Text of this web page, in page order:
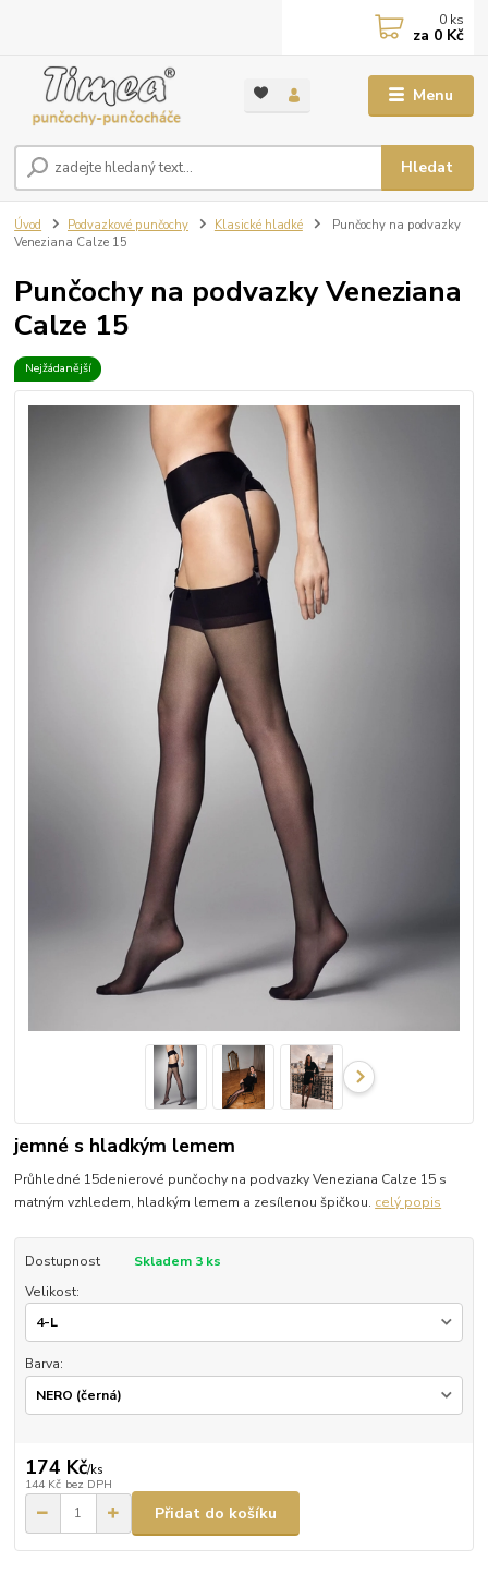
Menu
Hledat
0 ks
za 0 Kč
Úvod Podvazkové punčochy Klasické hladké
Punčochy na podvazky
Veneziana Calze 15
Punčochy na podvazky Veneziana
Calze 15
Nejžádanější
jemné s hladkým lemem
Průhledné 15denierové punčochy na podvazky Veneziana Calze 15 s
matným vzhledem, hladkým lemem a zesílenou špičkou. celý popis
Dostupnost
Skladem 3 ks
Velikost:
Barva:
174 Kč/ks
144 Kč bez DPH
Přidat do košíku